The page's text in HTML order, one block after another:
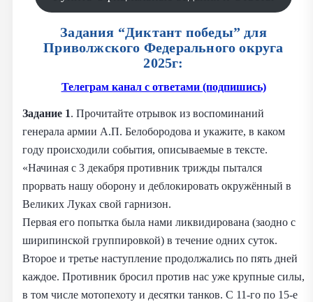
Задания “Диктант победы” для
Приволжского Федерального округа
2025г:
Телеграм канал с ответами (подпишись)
Задание 1. Прочитайте отрывок из воспоминаний
генерала армии А.П. Белобородова и укажите, в каком
году происходили события, описываемые в тексте.
«Начиная с 3 декабря противник трижды пытался
прорвать нашу оборону и деблокировать окружённый в
Великих Луках свой гарнизон.
Первая его попытка была нами ликвидирована (заодно с
ширипинской группировкой) в течение одних суток.
Второе и третье наступление продолжались по пять дней
каждое. Противник бросил против нас уже крупные силы,
в том числе мотопехоту и десятки танков. С 11-го по 15-е